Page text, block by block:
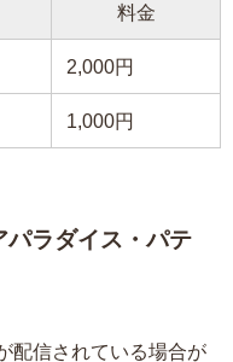
料金
2,000円
1,000円
パラダイス・パテ
配信されている場合が